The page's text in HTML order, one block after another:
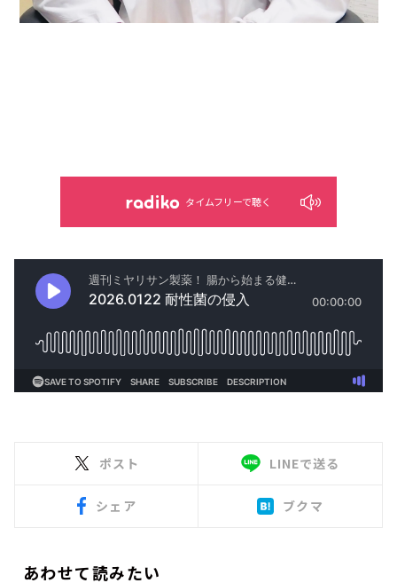
タイムフリーで聴く
ポスト LINEで送る
シェア ブクマ
あわせて読みたい